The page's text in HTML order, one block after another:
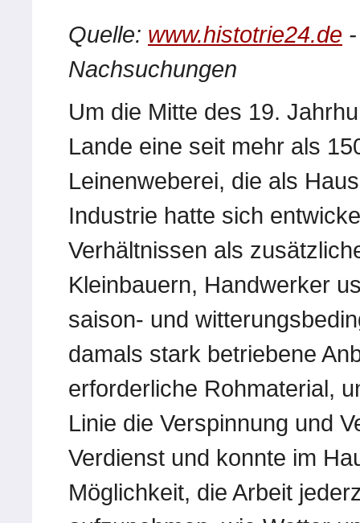
Quelle: www.histotrie24.de
Nachsuchungen
Um die Mitte des 19.
Lande eine seit mehr als
Leinenweberei, die als
Industrie hatte sich
Verhältnissen als
Kleinbauern, Handwerker
saison- und
damals stark betriebene
erforderliche Rohmaterial,
Linie die Verspinnung und
Verdienst und konnte im
Möglichkeit, die Arbeit